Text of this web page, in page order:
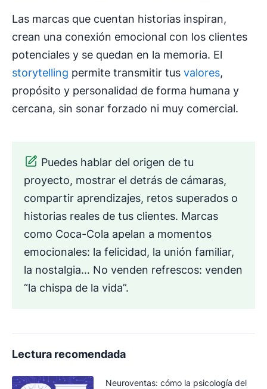
Las marcas que cuentan historias inspiran,
crean una conexión emocional con los clientes
potenciales y se quedan en la memoria. El
storytelling permite transmitir tus valores,
propósito y personalidad de forma humana y
cercana, sin sonar forzado ni muy comercial.
Puedes hablar del origen de tu
proyecto, mostrar el detrás de cámaras,
compartir aprendizajes, retos superados o
historias reales de tus clientes. Marcas
como Coca-Cola apelan a momentos
emocionales: la felicidad, la unión familiar,
la nostalgia… No venden refrescos: venden
“la chispa de la vida”.
Lectura recomendada
Neuroventas: cómo la psicología del